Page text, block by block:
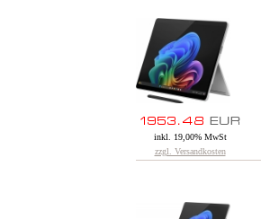
inkl. 19,00% MwSt
zzgl. Versandkosten